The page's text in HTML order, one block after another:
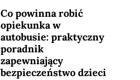
Co powinna robić
opiekunka w
autobusie: praktyczny
poradnik
zapewniający
bezpieczeństwo dzieci